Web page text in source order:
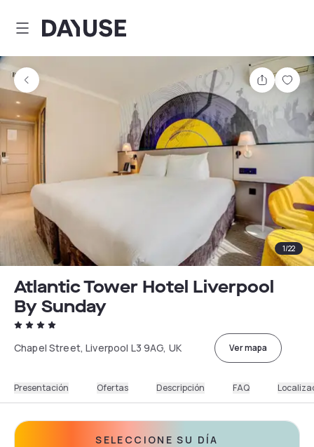
Dayuse
1/22
Atlantic Tower Hotel Liverpool
By Sunday
Chapel Street, Liverpool L3 9AG, UK Ver mapa
Presentación Ofertas Descripción FAQ
SELECCIONE SU DÍA